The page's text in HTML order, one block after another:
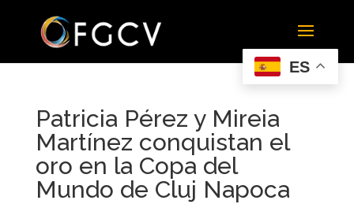
Patricia Pérez y Mireia
Martínez conquistan el
oro en la Copa del
Mundo de Cluj Napoca
ES